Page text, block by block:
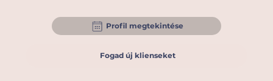
Profil megtekintése
Fogad új klienseket